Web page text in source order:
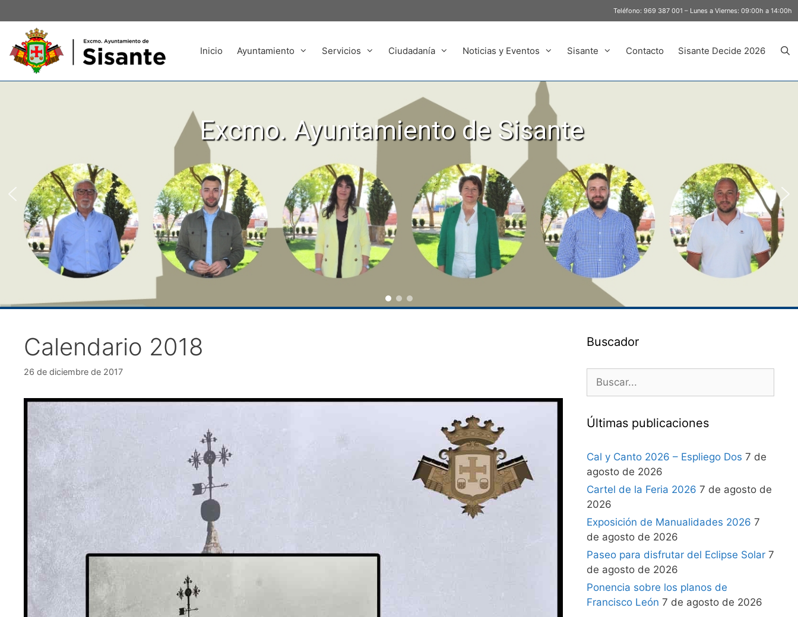
Teléfono: 969 387 001 – Lunes a Viernes: 09:00h a 14:00h
Inicio Ayuntamiento Servicios Ciudadanía Noticias y Eventos Sisante Contacto Sisante Decide 2026
Excmo. Ayuntamiento de Sisante
Calendario 2018
26 de diciembre de 2017
Buscador
Últimas publicaciones
Cal y Canto 2026 – Espliego Dos 7 de
agosto de 2026
Cartel de la Feria 2026 7 de agosto de
2026
Exposición de Manualidades 2026 7
de agosto de 2026
Paseo para disfrutar del Eclipse Solar 7
de agosto de 2026
Ponencia sobre los planos de
Francisco León 7 de agosto de 2026